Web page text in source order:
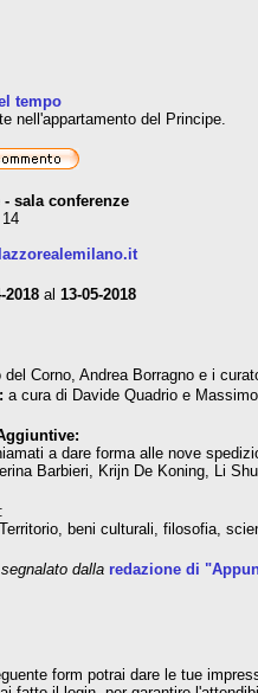
tempo
nell'appartamento del Principe.
- sala conferenze
2018 al13-05-2018
del Corno, Andrea Borragno e i
a cura di Davide Quadrio e
a dare forma alle nove
Barbieri, Krijn De Koning, Li
:
beni culturali, filosofia,
dalla redazione di
form potrai dare le tue